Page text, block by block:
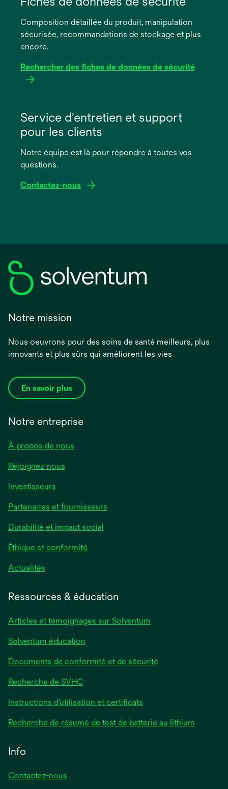
nouvel
onglet
Composition détaillée du produit, manipulation
sécurisée, recommandations de stockage et plus
encore.
Rechercher des fiches de données de sécurité
dans
nouvel
onglet
Service d'entretien et support
pour les clients
Notre équipe est là pour répondre à toutes vos
questions.
Contactez-nous
Notre mission
Nous oeuvrons pour des soins de santé meilleurs, plus
innovants et plus sûrs qui améliorent les vies
En savoir plus
Notre entreprise
À propos de nous
Rejoignez-nous
Investisseurs
Partenaires et fournisseurs
Durabilité et impact social
Éthique et conformité
Actualités
Ressources & éducation
Articles et témoignages sur Solventum
Solventum éducation
Documents de conformité et de sécurité
Recherche de SVHC
Instructions d’utilisation et certificats
Recherche de résumé de test de batterie au lithium
Info
Contactez-nous